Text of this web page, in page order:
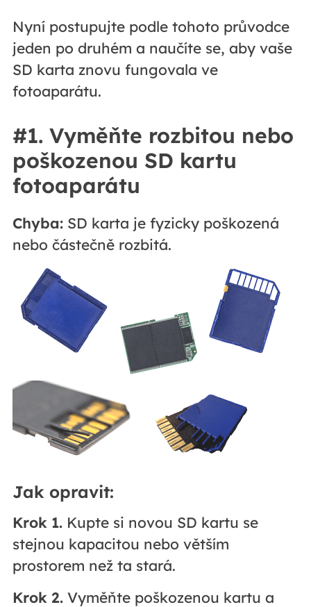
Nyní postupujte podle tohoto průvodce
jeden po druhém a naučíte se, aby vaše
SD karta znovu fungovala ve
fotoaparátu.
#1. Vyměňte rozbitou nebo
poškozenou SD kartu
fotoaparátu
Chyba:SD karta je fyzicky poškozená
nebo částečně rozbitá.
Jak opravit:
Krok 1.Kupte si novou SD kartu se
stejnou kapacitou nebo větším
prostorem než ta stará.
Krok 2.Vyměňte poškozenou kartu a